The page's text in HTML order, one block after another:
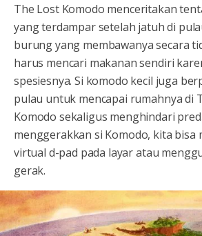
The Lost Komodo menceritakan
yang terdampar setelah jatuh di
burung yang membawanya secara
harus mencari makanan sendiri
spesiesnya. Si komodo kecil juga
pulau untuk mencapai rumahnya di
Komodo sekaligus menghindari
menggerakkan si Komodo, kita bisa
virtual d-pad pada layar atau
gerak.